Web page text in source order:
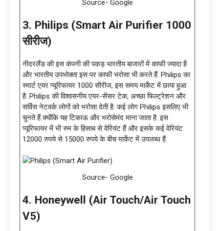
Source- Google
3. Philips (Smart Air Purifier 1000
सीरीज)
नीदरलैंड की इस कंपनी की पकड़ भारतीय बाजारों में काफी ज्यादा है
और भारतीय उपभोक्ता इस पर काफी भरोसा भी करते हैं. Philips का
स्मार्ट एयर प्यूरिफायर 1000 सीरीज, इस समय मार्केट में छाया हुआ
है. Philips की विश्वसनीय एयर-सेंसर टेक, अच्छा फिल्ट्रेशन और
सर्विस नेटवर्क लोगों को भरोसा देती है. कई लोग Philips इसलिए भी
चुनते हैं क्योंकि यह टिकाऊ और भरोसेमंद माना जाता है. इस
प्यूरिफायर में भी रुम के हिसाब से वेरियंट हैं और इसके कई वेरियंट
12000 रुपये से 15000 रुपये के बीच मार्केट में उपलब्ध हैं.
Source- Google
4. Honeywell (Air Touch/Air Touch
V5)